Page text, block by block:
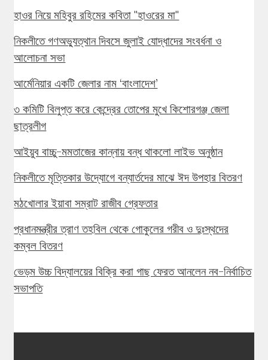
হাওর নিয়ে মহিবুর রহিমের কবিতা "হাওরের মা"
নিকলীতে গণঅভ্যুত্থান দিবসে জুলাই যোদ্ধাদের সংবর্ধনা ও
আলোচনা সভা
আর্মেনিয়ার একটি জেলার নাম ‘বাংলাদেশ’
৩ কমিটি বিলুপ্ত করে কেন্দ্রের তোপের মুখে কিশোরগঞ্জ জেলা
ছাত্রলীগ
আইয়ুব বাচ্চু-মমতাজের কান্নায় বন্ধ থাকলো লাইভ অনুষ্ঠান
নিকলীতে মৃত্তিকার উদ্যোগে বন্যার্তদের মাঝে ঈদ উপহার বিতরণ
মঠখোলার ইয়াবা সম্রাট রাজীব গ্রেফতার
প্রধানমন্ত্রীর ত্রাণ তহবিল থেকে গোকুলের গরীব ও দুঃস্থদের
কম্বল বিতরণ
ভেড়ম উচ্চ বিদ্যালয়ের বিক্রি করা গাছ ফেরত আনলেন নব-নির্বাচিত
সভাপতি